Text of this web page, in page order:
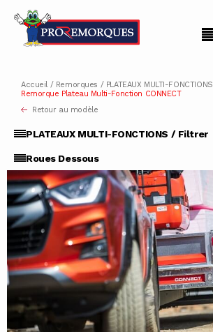
Accueil/ Remorques / PLATEAUX MULTI-FONCTIONS
Remorque Plateau Multi-Fonction CONNECT
Retour au modèle
PLATEAUX MULTI-FONCTIONS / Filtrer
Roues Dessous